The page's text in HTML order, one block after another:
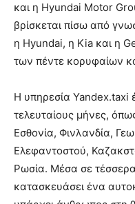
και η Hyundai Motor
βρίσκεται πίσω από
η Hyundai, η Kia και η
των πέντε κορυφαίων
Η υπηρεσία Yandex.taxi
τελευταίους μήνες,
Εσθονία, Φινλανδία,
Ελεφαντοστού,
Ρωσία. Μέσα σε
κατασκευάσει ένα